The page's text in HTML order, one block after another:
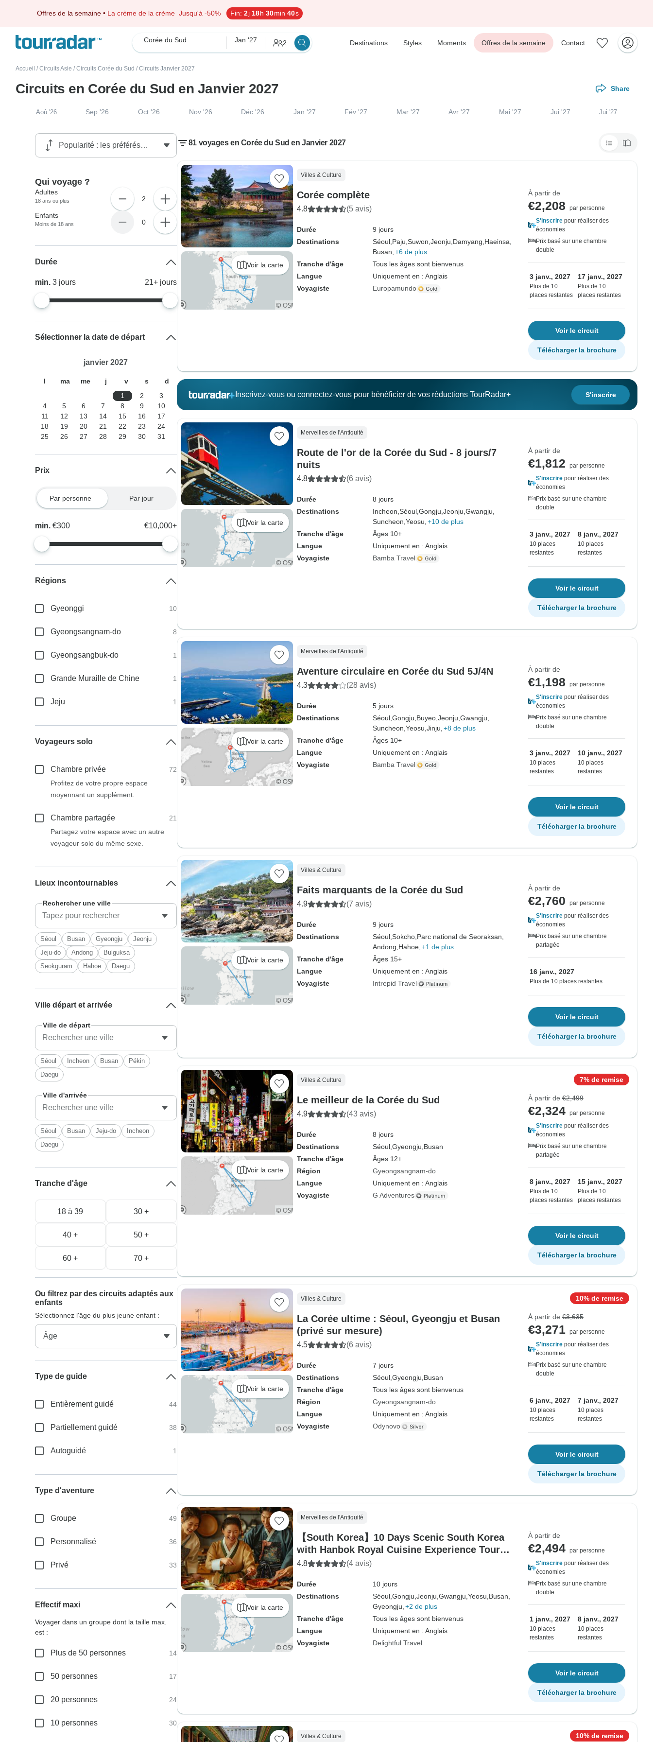
Offres de la semaine • La crème de la crème Jusqu'à -50% Fin: 2j 18h 30min 39s
Corée du Sud Jan '27 2 Destinations Styles Moments Offres de la semaine Contact
Accueil / Circuits Asie / Circuits Corée du Sud / Circuits Janvier 2027
Circuits en Corée du Sud en Janvier 2027 Share
Aoû '26 Sep '26 Oct '26 Nov '26 Déc '26 Jan '27 Fév '27 Mar '27 Avr '27 Mai '27 Jui '27 Jui '27
81 voyages en Corée du Sud en Janvier 2027
Voir la carte
Villes & Culture
Corée complète
4.8 (5 avis)
Durée
9 jours
Destinations
Séoul, Paju, Suwon, Jeonju, Damyang, Haeinsa,
Busan, +6 de plus
Tranche d'âge
Tous les âges sont bienvenus
Langue
Uniquement en : Anglais
Voyagiste
Europamundo
À partir de
€2,208
par personne
S'inscrire pour réaliser des
économies
Prix basé sur une chambre
double
3 janv., 2027
Plus de 10
places restantes
17 janv., 2027
Plus de 10
places restantes
Voir le circuit
Télécharger la brochure
Inscrivez-vous ou connectez-vous pour bénéficier de vos réductions TourRadar+ S'inscrire
Voir la carte
Merveilles de l'Antiquité
Route de l'or de la Corée du Sud - 8 jours/7
nuits
4.8 (6 avis)
Durée
8 jours
Destinations
Incheon, Séoul, Gongju, Jeonju, Gwangju,
Suncheon, Yeosu, +10 de plus
Tranche d'âge
Âges 10+
Langue
Uniquement en : Anglais
Voyagiste
Bamba Travel
À partir de
€1,812
par personne
S'inscrire pour réaliser des
économies
Prix basé sur une chambre
double
3 janv., 2027
10 places
restantes
8 janv., 2027
10 places
restantes
Voir le circuit
Télécharger la brochure
Voir la carte
Merveilles de l'Antiquité
Aventure circulaire en Corée du Sud 5J/4N
4.3 (28 avis)
Durée
5 jours
Destinations
Séoul, Gongju, Buyeo, Jeonju, Gwangju,
Suncheon, Yeosu, Jinju, +8 de plus
Tranche d'âge
Âges 10+
Langue
Uniquement en : Anglais
Voyagiste
Bamba Travel
À partir de
€1,198
par personne
S'inscrire pour réaliser des
économies
Prix basé sur une chambre
double
3 janv., 2027
10 places
restantes
10 janv., 2027
10 places
restantes
Voir le circuit
Télécharger la brochure
Voir la carte
Villes & Culture
Faits marquants de la Corée du Sud
4.9 (7 avis)
Durée
9 jours
Destinations
Séoul, Sokcho, Parc national de Seoraksan,
Andong, Hahoe, +1 de plus
Tranche d'âge
Âges 15+
Langue
Uniquement en : Anglais
Voyagiste
Intrepid Travel
À partir de
€2,760
par personne
S'inscrire pour réaliser des
économies
Prix basé sur une chambre
partagée
16 janv., 2027
Plus de 10 places restantes
Voir le circuit
Télécharger la brochure
Voir la carte
Villes & Culture
Le meilleur de la Corée du Sud
4.9 (43 avis)
Durée
8 jours
Destinations
Séoul, Gyeongju, Busan
Tranche d'âge
Âges 12+
Région
Gyeongsangnam-do
Langue
Uniquement en : Anglais
Voyagiste
G Adventures
7% de remise
À partir de €2,499
€2,324 par personne
S'inscrire pour réaliser des
économies
Prix basé sur une chambre
partagée
8 janv., 2027
Plus de 10
places restantes
15 janv., 2027
Plus de 10
places restantes
Voir le circuit
Télécharger la brochure
Voir la carte
Villes & Culture
La Corée ultime : Séoul, Gyeongju et Busan
(privé sur mesure)
4.5 (6 avis)
Durée
7 jours
Destinations
Séoul, Gyeongju, Busan
Tranche d'âge
Tous les âges sont bienvenus
Région
Gyeongsangnam-do
Langue
Uniquement en : Anglais
Voyagiste
Odynovo
10% de remise
À partir de €3,635
€3,271 par personne
S'inscrire pour réaliser des
économies
Prix basé sur une chambre
double
6 janv., 2027
10 places
restantes
7 janv., 2027
10 places
restantes
Voir le circuit
Télécharger la brochure
Voir la carte
Merveilles de l'Antiquité
【South Korea】10 Days Scenic South Korea
with Hanbok Royal Cuisine Experience Tour
Packages
4.8 (4 avis)
Durée
10 jours
Destinations
Séoul, Gongju, Jeonju, Gwangju, Yeosu, Busan,
Gyeongju, +2 de plus
Tranche d'âge
Tous les âges sont bienvenus
Langue
Uniquement en : Anglais
Voyagiste
Delightful Travel
À partir de
€2,494 par personne
S'inscrire pour réaliser des
économies
Prix basé sur une chambre
double
1 janv., 2027
10 places
restantes
8 janv., 2027
10 places
restantes
Voir le circuit
Télécharger la brochure
Villes & Culture 10% de remise
Qui voyage ?
Adultes
18 ans ou plus 2
Enfants
Moins de 18 ans 0
Durée
min.3 jours 21+ jours
Sélectionner la date de départ
janvier 2027
l ma me j v s
d
1
2
3
4
5 6 7 8 9
10
11
12 13 14 15 16
17
18
19 20 21 22 23
24
25
26 27 28 29 30 31
Prix
Par personne Par jour
min.€300 €10,000+
Régions
Gyeonggi 10
Gyeongsangnam-do 8
Gyeongsangbuk-do 1
Grande Muraille de Chine 1
Jeju 1
Voyageurs solo
Chambre privée
72
Profitez de votre propre espace
moyennant un supplément.
Chambre partagée
21
Partagez votre espace avec un autre
voyageur solo du même sexe.
Lieux incontournables
Rechercher une ville
Séoul Busan Gyeongju
Jeonju
Jeju-do
Andong
Bulguksa
Seokguram
Hahoe Daegu
Ville départ et arrivée
Ville de départ
Séoul Incheon Busan
Pékin
Daegu
Ville d'arrivée
Séoul Busan Jeju-do
Incheon
Daegu
Tranche d'âge
18 à 39 30 +
40 + 50 +
60 + 70 +
Ou filtrez par des circuits adaptés aux
enfants
Sélectionnez l'âge du plus jeune enfant :
Type de guide
Entièrement guidé 44
Partiellement guidé 38
Autoguidé 1
Type d'aventure
Groupe 49
Personnalisé 36
Privé 33
Effectif maxi
Voyager dans un groupe dont la taille max.
est :
Plus de 50 personnes 14
50 personnes 17
20 personnes 24
10 personnes 30